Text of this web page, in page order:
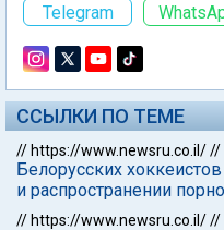
Telegram
ССЫЛКИ ПО ТЕМЕ
// https://www.newsru.co.il///
Белорусских
и распространении
// https://www.newsru.co.il///